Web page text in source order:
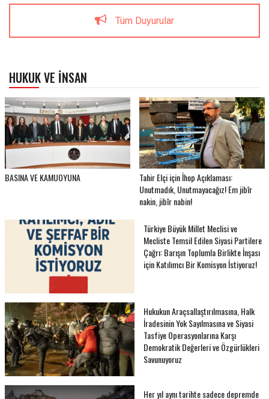
Tüm Duyurular
HUKUK VE İNSAN
BASINA VE KAMUOYUNA
Tahir Elçi için İhop Açıklaması:
Unutmadık, Unutmayacağız! Em jibîr
nakin, jibîr nabin!
Türkiye Büyük Millet Meclisi ve
Mecliste Temsil Edilen Siyasi Partilere
Çağrı: Barışın Toplumla Birlikte İnşası
için Katılımcı Bir Komisyon İstiyoruz!
Hukukun Araçsallaştırılmasına, Halk
İradesinin Yok Sayılmasına ve Siyasi
Tasfiye Operasyonlarına Karşı
Demokratik Değerleri ve Özgürlükleri
Savunuyoruz
Her yıl aynı tarihte sadece depremde